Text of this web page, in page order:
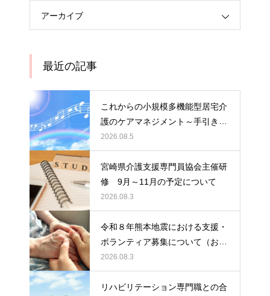
アーカイブ
最近の記事
これからの小規模多機能型居宅介
護のケアマネジメント～手引きの
活用と実践から学ぶ、利用者・家
族・地域を支える力～ 受講者の
募集について
2026.08.5
宮崎県介護支援専門員協会主催研
修 9月～11月の予定について
2026.08.3
令和８年熊本地震における支援・
ボランティア募集について（お願
い）
2026.08.3
リハビリテーション専門職との合